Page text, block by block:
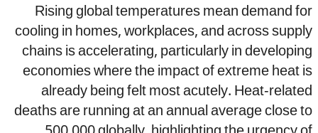
Rising global temperatures mean demand
cooling in homes, workplaces, and across
chains is accelerating, particularly in
economies where the impact of extreme heat
already being felt most acutely. Heat-
deaths are running at an annual average close